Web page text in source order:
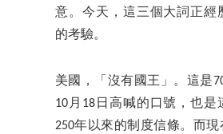
意。今天，這三個大詞正經
的考驗。
美國，「沒有國王」。這是
10月18日高喊的口號，也是
250年以來的制度信條。而現